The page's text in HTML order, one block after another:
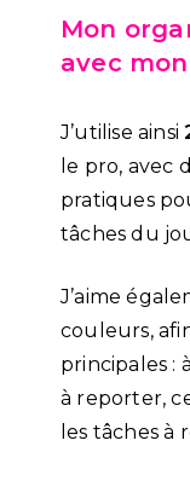
Mon
avec
J’utilise ainsi
le pro, avec
pratiques
tâches du
J’aime
couleurs,
principales :
à reporter,
les tâches à